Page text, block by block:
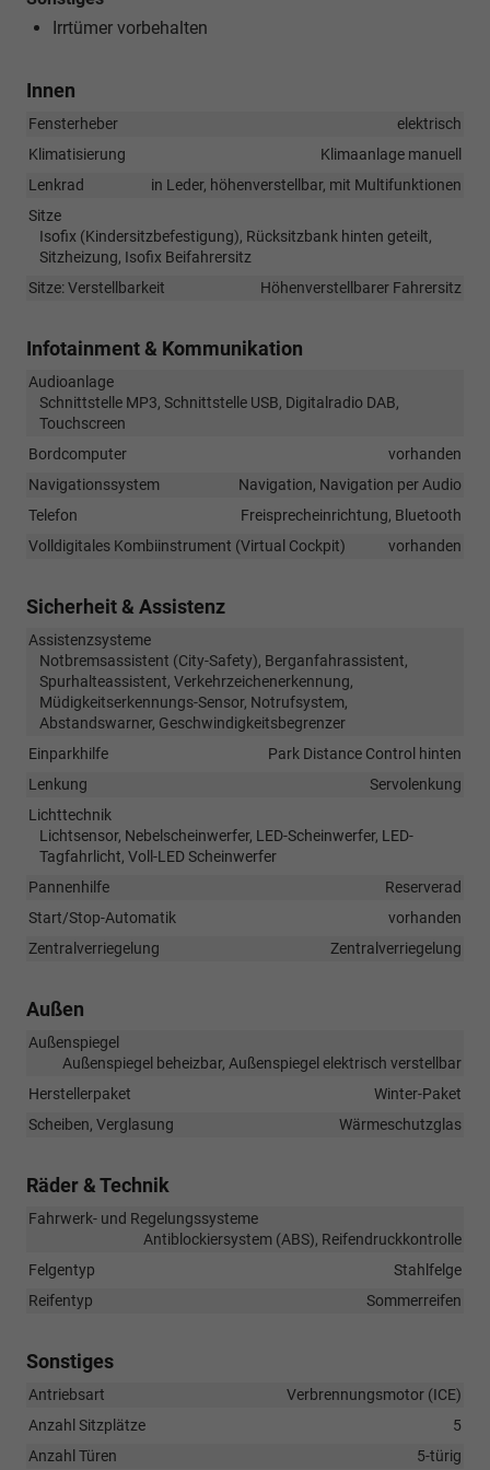
Irrtümer vorbehalten
Innen
Fensterheber
elektrisch
Klimatisierung
Klimaanlage manuell
Lenkrad
in Leder, höhenverstellbar, mit Multifunktionen
Sitze
Isofix (Kindersitzbefestigung), Rücksitzbank hinten geteilt,
Sitzheizung, Isofix Beifahrersitz
Sitze: Verstellbarkeit
Höhenverstellbarer Fahrersitz
Infotainment & Kommunikation
Audioanlage
Schnittstelle MP3, Schnittstelle USB, Digitalradio DAB,
Touchscreen
Bordcomputer
vorhanden
Navigationssystem
Navigation, Navigation per Audio
Telefon
Freisprecheinrichtung, Bluetooth
Volldigitales Kombiinstrument (Virtual Cockpit)
vorhanden
Sicherheit & Assistenz
Assistenzsysteme
Notbremsassistent (City-Safety), Berganfahrassistent,
Spurhalteassistent, Verkehrzeichenerkennung,
Müdigkeitserkennungs-Sensor, Notrufsystem,
Abstandswarner, Geschwindigkeitsbegrenzer
Einparkhilfe
Park Distance Control hinten
Lenkung
Servolenkung
Lichttechnik
Lichtsensor, Nebelscheinwerfer, LED-Scheinwerfer, LED-
Tagfahrlicht, Voll-LED Scheinwerfer
Pannenhilfe
Reserverad
Start/Stop-Automatik
vorhanden
Zentralverriegelung
Zentralverriegelung
Außen
Außenspiegel
Außenspiegel beheizbar, Außenspiegel elektrisch verstellbar
Herstellerpaket
Winter-Paket
Scheiben, Verglasung
Wärmeschutzglas
Räder & Technik
Fahrwerk- und Regelungssysteme
Antiblockiersystem (ABS), Reifendruckkontrolle
Felgentyp
Stahlfelge
Reifentyp
Sommerreifen
Sonstiges
Antriebsart
Verbrennungsmotor (ICE)
Anzahl Sitzplätze
5
Anzahl Türen
5-türig